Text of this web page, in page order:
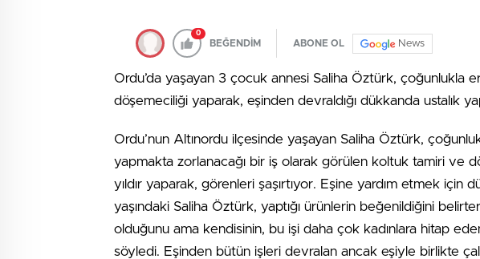
0
BEĞENDİM ABONE OL News
Ordu’da yaşayan 3 çocuk annesi Saliha Öztürk, çoğunlukla
döşemeciliği yaparak, eşinden devraldığı dükkanda ustalık
Ordu’nun Altınordu ilçesinde yaşayan Saliha Öztürk,
yapmakta zorlanacağı bir iş olarak görülen koltuk tamiri ve
yıldır yaparak, görenleri şaşırtıyor. Eşine yardım etmek için
yaşındaki Saliha Öztürk, yaptığı ürünlerin beğenildiğini
olduğunu ama kendisinin, bu işi daha çok kadınlara hitap
söyledi. Eşinden bütün işleri devralan ancak eşiyle birlikte